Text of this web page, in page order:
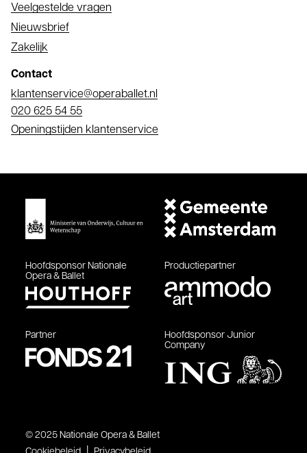
Veelgestelde vragen
Nieuwsbrief
Zakelijk
Contact
E-
mail
klantenservice@operaballet.nl
Telefoonnummer
020 625 54 55
Openingstijden klantenservice
Hoofdsponsor Nationale
Opera & Ballet
Productiepartner
Partner Hoofdsponsor Junior
Company
© 2025 Nationale Opera & Ballet